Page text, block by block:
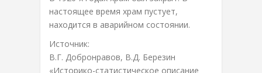
настоящее время храм пустует,
находится в аварийном состоянии.
Источник:
В.Г. Добронравов, В.Д. Березин
«Историко-статистическое описание